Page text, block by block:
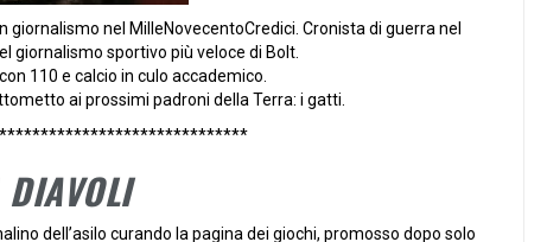
nel MilleNovecentoCredici. Cronista di guerra nel
giornalismo sportivo più veloce di Bolt.
110 e calcio in culo accademico.
ai prossimi padroni della Terra: i gatti.
dell’asilo curando la pagina dei giochi, promosso dopo solo